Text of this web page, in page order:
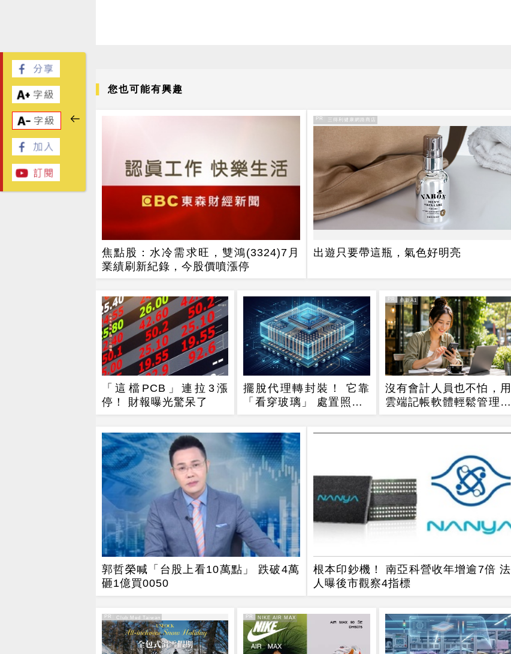
您也可能有興趣
焦點股：水冷需求旺，雙鴻(3324)7月
業績刷新紀錄，今股價噴漲停
PR
出遊只要帶這瓶，氣色好明亮
PR・三得利健康網路商店
「這檔PCB」連拉3漲
停！ 財報曝光驚呆了
擺脫代理轉封裝！ 它靠
「看穿玻璃」 處置照飆2
漲停
PR
沒有會計人員也不怕，用
雲端記帳軟體輕鬆管理公
司財務！
PR・鼎新A1
郭哲榮喊「台股上看10萬點」 跌破4萬
砸1億買0050
根本印鈔機！ 南亞科營收年增逾7倍 法
人曝後市觀察4指標
PR
PR・Club Med Taiwan PR
PR・NIKE AIR MAX